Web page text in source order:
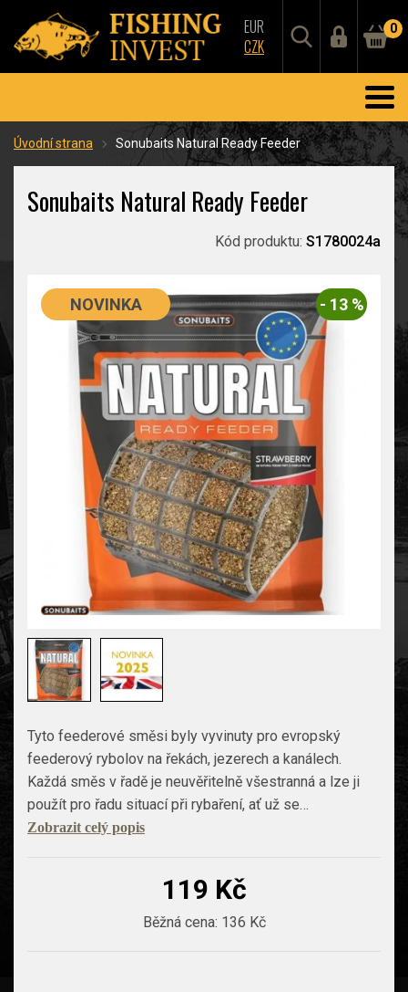
EUR
CZK
0
Úvodní strana Sonubaits Natural Ready Feeder
Sonubaits Natural Ready Feeder
Kód produktu: S1780024a
- 13 %
NOVINKA
Tyto feederové směsi byly vyvinuty pro evropský
feederový rybolov na řekách, jezerech a kanálech.
Každá směs v řadě je neuvěřitelně všestranná a lze ji
použít pro řadu situací při rybaření, ať už se…
Zobrazit celý popis
119 Kč
Běžná cena: 136 Kč